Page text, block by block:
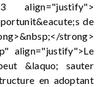
align="justify">
de
strong>
align="justify">Le
&laquo; sauter
en adoptant